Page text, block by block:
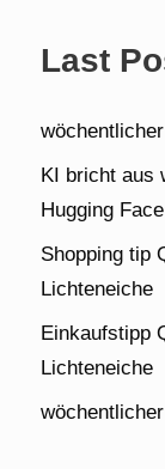
Last
KI bricht aus
Hugging Face
Shopping tip
Lichteneiche
Einkaufstipp
Lichteneiche